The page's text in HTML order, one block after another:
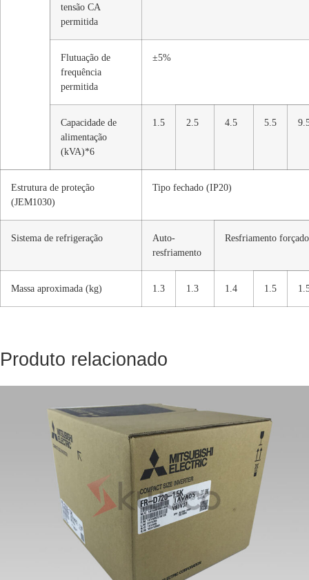
tensão CA
permitida
Flutuação de
frequência
permitida
±5%
Capacidade de
alimentação
(kVA)*6
1.5 2.5 4.5 5.5
Estrutura de proteção
(JEM1030)
Tipo fechado (IP20)
Sistema de refrigeração
Auto-
resfriamento
Resfriamento
Massa aproximada (kg) 1.3 1.3 1.4 1.5
Produto relacionado